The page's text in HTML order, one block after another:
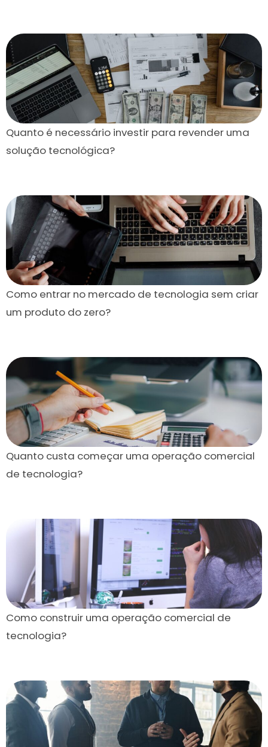
Quanto é necessário investir para revender uma
solução tecnológica?
Como entrar no mercado de tecnologia sem criar
um produto do zero?
Quanto custa começar uma operação comercial
de tecnologia?
Como construir uma operação comercial de
tecnologia?